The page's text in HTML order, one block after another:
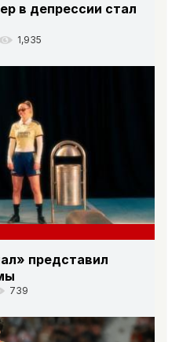
в депрессии стал
1,935
представил
739